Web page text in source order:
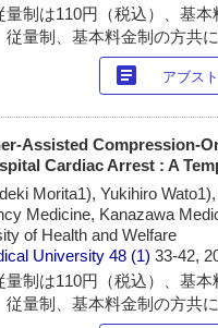
制は110円（税込）、基本
量制、基本料金制の方共に
article アブス
Assisted Compression-
Cardiac Arrest : A
Morita1), Yukihiro
Medicine, Kanazawa
of Health and Welfare
University 48 (1)33-42,
制は110円（税込）、基本
量制、基本料金制の方共に